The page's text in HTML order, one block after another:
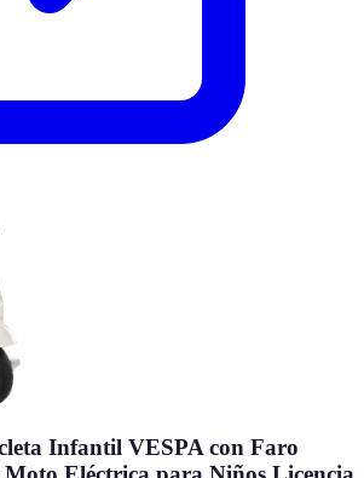
Infantil VESPA con Faro